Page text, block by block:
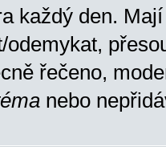
každý den.
řečeno,
nebo